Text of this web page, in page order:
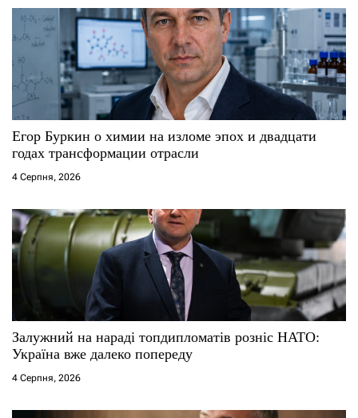
Егор Буркин о химии на изломе эпох и двадцати
годах трансформации отрасли
4 Серпня, 2026
Залужний на нараді топдипломатів розніс НАТО:
Україна вже далеко попереду
4 Серпня, 2026